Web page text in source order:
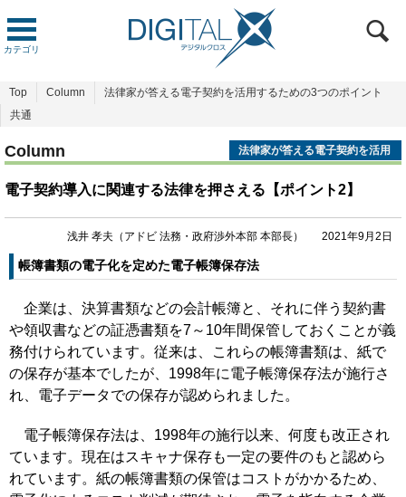
カテゴリ
Top Column
法律家が答える電子契約を活用するための3つのポイント
共通
Column
法律家が答える電子契約を活用
するための3つのポイント
電子契約導入に関連する法律を押さえる【ポイント2】
浅井 孝夫（アドビ 法務・政府渉外本部 本部長） 2021年9月2日
帳簿書類の電子化を定めた電子帳簿保存法
企業は、決算書類などの会計帳簿と、それに伴う契約書
や領収書などの証憑書類を7～10年間保管しておくことが義
務付けられています。従来は、これらの帳簿書類は、紙で
の保存が基本でしたが、1998年に電子帳簿保存法が施行さ
れ、電子データでの保存が認められました。
電子帳簿保存法は、1998年の施行以来、何度も改正され
ています。現在はスキャナ保存も一定の要件のもと認めら
れています。紙の帳簿書類の保管はコストがかかるため、